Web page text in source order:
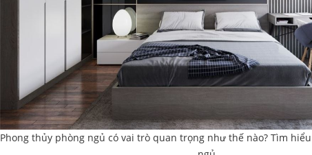
Phong thủy phòng ngủ có vai trò quan trọng như thế nào? Tìm